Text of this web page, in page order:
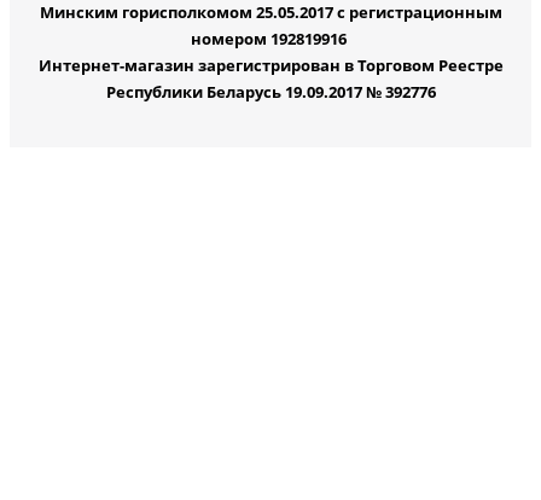
Минским горисполкомом 25.05.2017 с регистрационным
номером 192819916
Интернет-магазин зарегистрирован в Торговом Реестре
Республики Беларусь 19.09.2017 № 392776